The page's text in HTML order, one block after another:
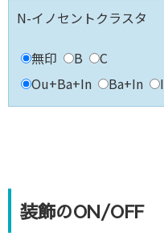
N-イノセントクラスタ
無印 B
C
Ou+Ba+In
Ba+In
装飾のON/OFF